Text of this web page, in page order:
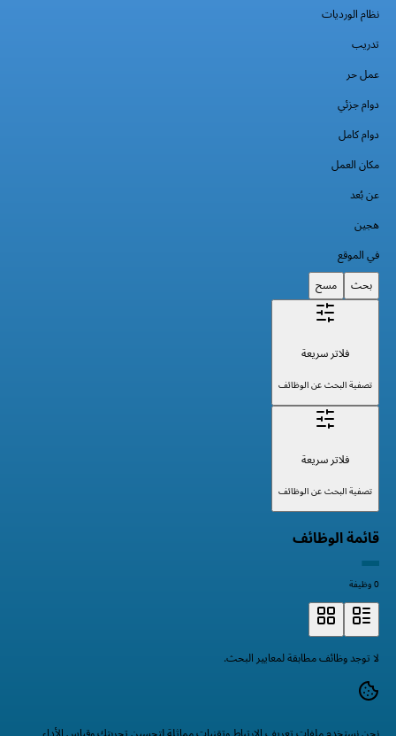
نظام الورديات
تدريب
عمل حر
دوام جزئي
دوام كامل
مكان العمل
عن بُعد
هجين
في الموقع
بحث
مسح
فلاتر سريعة
تصفية البحث عن الوظائف
فلاتر سريعة
تصفية البحث عن الوظائف
قائمة الوظائف
0 وظيفة
لا توجد وظائف مطابقة لمعايير البحث.